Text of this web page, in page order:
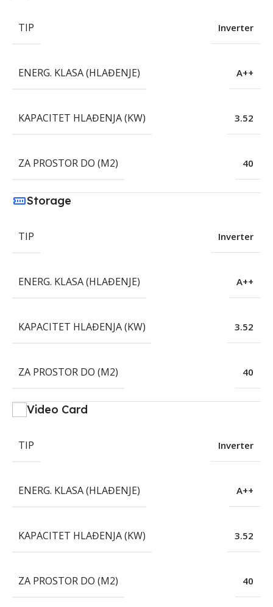
TIP Inverter
ENERG. KLASA (HLAĐENJE) A++
KAPACITET HLAĐENJA (KW) 3.52
ZA PROSTOR DO (M2) 40
Storage
TIP Inverter
ENERG. KLASA (HLAĐENJE) A++
KAPACITET HLAĐENJA (KW) 3.52
ZA PROSTOR DO (M2) 40
Video Card
TIP Inverter
ENERG. KLASA (HLAĐENJE) A++
KAPACITET HLAĐENJA (KW) 3.52
ZA PROSTOR DO (M2) 40